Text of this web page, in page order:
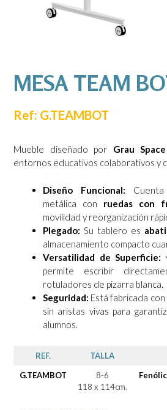
MESA TEAM
Ref: G.TEAMBOT
Mueble diseñado por Grau Space
entornos educativos colaborativos y
Diseño Funcional:
metálica con ruedas con
movilidad y reorganización
Plegado: Su tablero es
almacenamiento compacto
Versatilidad de Superficie:
permite escribir
rotuladores de pizarra blanca.
Seguridad: Está fabricada
sin aristas vivas para
alumnos.
REF. TALLA
G.TEAMBOT
8-6
118 x 114cm.